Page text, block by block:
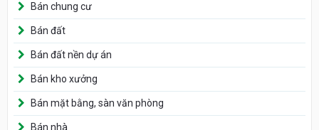
Bán chung cư
Bán đất
Bán đất nền dự án
Bán kho xưởng
Bán mặt bằng, sàn văn phòng
Bán nhà